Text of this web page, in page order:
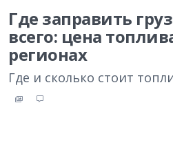
Где заправить
всего: цена
регионах
Где и сколько стоит